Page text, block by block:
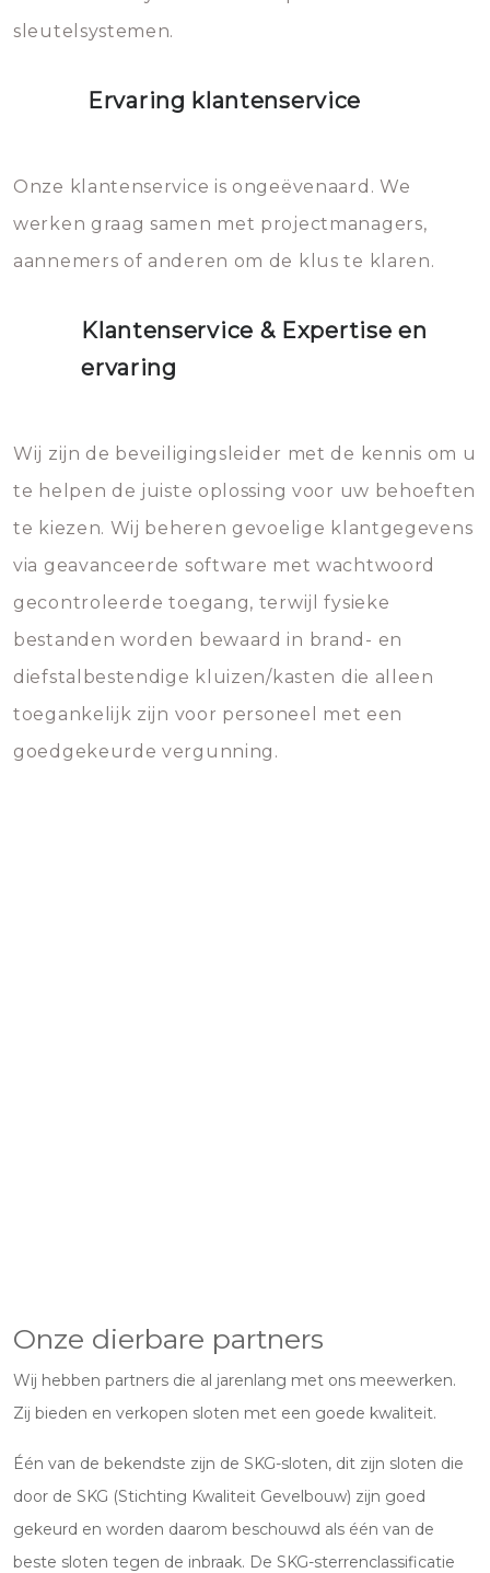
sleutelsystemen.
Ervaring klantenservice
Onze klantenservice is ongeëvenaard. We
werken graag samen met projectmanagers,
aannemers of anderen om de klus te klaren.
Klantenservice & Expertise en
ervaring
Wij zijn de beveiligingsleider met de kennis om u
te helpen de juiste oplossing voor uw behoeften
te kiezen. Wij beheren gevoelige klantgegevens
via geavanceerde software met wachtwoord
gecontroleerde toegang, terwijl fysieke
bestanden worden bewaard in brand- en
diefstalbestendige kluizen/kasten die alleen
toegankelijk zijn voor personeel met een
goedgekeurde vergunning.
Onze dierbare partners
Wij hebben partners die al jarenlang met ons meewerken.
Zij bieden en verkopen sloten met een goede kwaliteit.
Één van de bekendste zijn de SKG-sloten, dit zijn sloten die
door de SKG (Stichting Kwaliteit Gevelbouw) zijn goed
gekeurd en worden daarom beschouwd als één van de
beste sloten tegen de inbraak. De SKG-sterrenclassificatie